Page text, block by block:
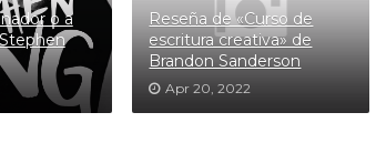
o a
Reseña de «Curso de
escritura creativa» de
Brandon Sanderson
Apr 20, 2022